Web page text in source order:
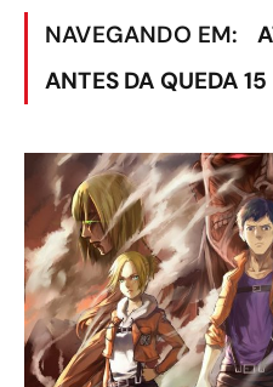
NAVEGANDO EM:
ANTES DA QUEDA 15